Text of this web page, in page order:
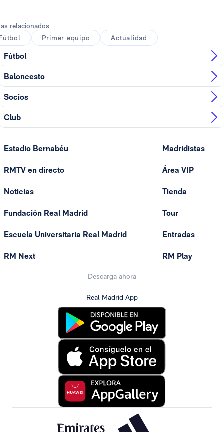
relacionados
Primer equipo Actualidad
Fútbol
Baloncesto
Socios
Club
Estadio Bernabéu
RMTV en directo
Noticias
Fundación Real Madrid
Escuela Universitaria Real Madrid
RM Next
Madridistas
Área VIP
Tienda
Tour
Entradas
RM Play
Descarga ahora
Real Madrid App